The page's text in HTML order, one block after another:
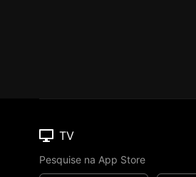
TV
Pesquise na App Store